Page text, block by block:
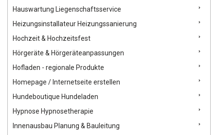
Hauswartung Liegenschaftsservice
Heizungsinstallateur Heizungssanierung
Hochzeit & Hochzeitsfest
Hörgeräte & Hörgeräteanpassungen
Hofladen - regionale Produkte
Homepage / Internetseite erstellen
Hundeboutique Hundeladen
Hypnose Hypnosetherapie
Innenausbau Planung & Bauleitung